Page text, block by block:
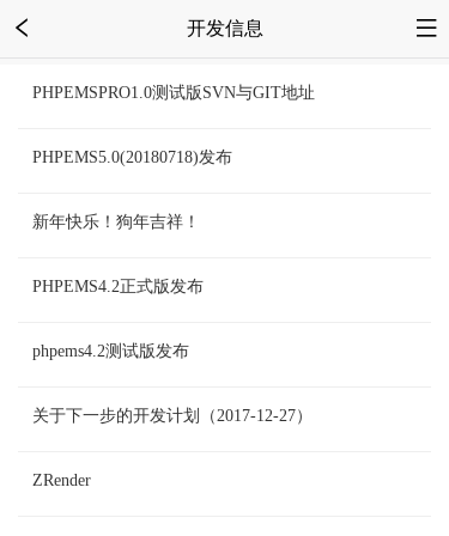
开发信息
PHPEMSPRO1.0测试版SVN与GIT地址
PHPEMS5.0(20180718)发布
新年快乐！狗年吉祥！
PHPEMS4.2正式版发布
phpems4.2测试版发布
关于下一步的开发计划（2017-12-27）
ZRender